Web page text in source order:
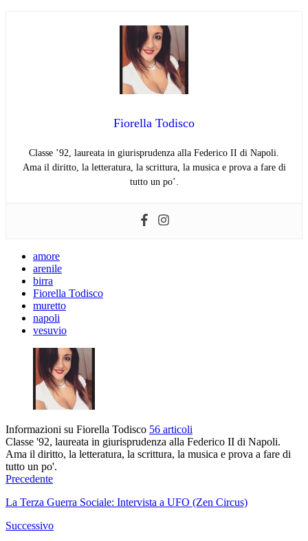
Fiorella Todisco
Classe ’92, laureata in giurisprudenza alla Federico II di Napoli.
Ama il diritto, la letteratura, la scrittura, la musica e prova a fare di
tutto un po’.
amore
arenile
birra
Fiorella Todisco
muretto
napoli
vesuvio
Informazioni su Fiorella Todisco 56 articoli
Classe '92, laureata in giurisprudenza alla Federico II di Napoli.
Ama il diritto, la letteratura, la scrittura, la musica e prova a fare di
tutto un po'.
Precedente
La Terza Guerra Sociale: Intervista a UFO (Zen Circus)
Successivo